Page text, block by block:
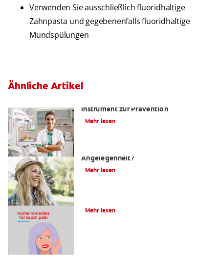
Verwenden Sie ausschließlich fluoridhaltige
Zahnpasta und gegebenenfalls fluoridhaltige
Mundspülungen
Ähnliche Artikel
Instrument zur Prävention
Mehr lesen
Angelegenheit?
Mehr lesen
Mehr lesen